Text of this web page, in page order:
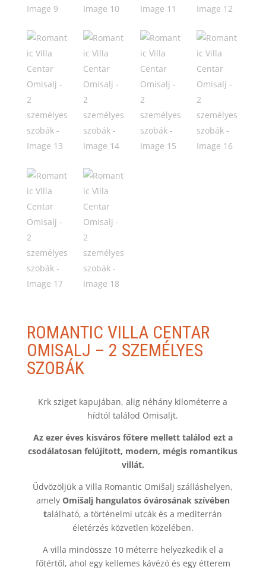
ROMANTIC VILLA CENTAR
OMISALJ – 2 SZEMÉLYES
SZOBÁK
Krk sziget kapujában, alig néhány kilométerre a
hídtól találod Omisaljt.
Az ezer éves kisváros főtere mellett találod ezt a
csodálatosan felújított, modern, mégis romantikus
villát.
Üdvözöljük a Villa Romantic Omišalj szálláshelyen,
amely Omišalj hangulatos óvárosának szívében
található, a történelmi utcák és a mediterrán
életérzés közvetlen közelében.
A villa mindössze 10 méterre helyezkedik el a
főtértől, ahol egy kellemes kávézó és egy étterem